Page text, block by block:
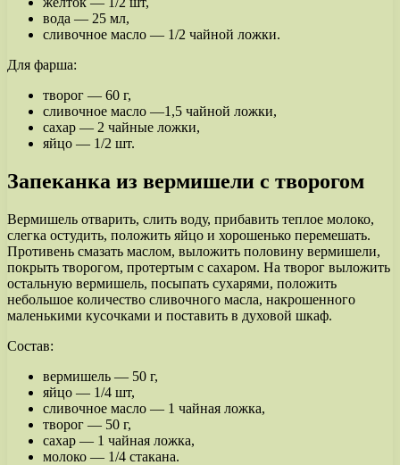
вода — 25 мл,
сливочное масло — 1/2 чайной ложки.
Для фарша:
творог — 60 г,
сливочное масло —1,5 чайной ложки,
сахар — 2 чайные ложки,
яйцо — 1/2 шт.
Запеканка из вермишели с творогом
Вермишель отварить, слить воду, прибавить теплое молоко,
слегка остудить, положить яйцо и хорошенько перемешать.
Противень смазать маслом, выложить половину вермишели,
покрыть творогом, протертым с сахаром. На творог выложить
остальную вермишель, посыпать сухарями, положить
небольшое количество сливочного масла, накрошенного
маленькими кусочками и поставить в духовой шкаф.
Состав:
вермишель — 50 г,
яйцо — 1/4 шт,
сливочное масло — 1 чайная ложка,
творог — 50 г,
сахар — 1 чайная ложка,
молоко — 1/4 стакана.